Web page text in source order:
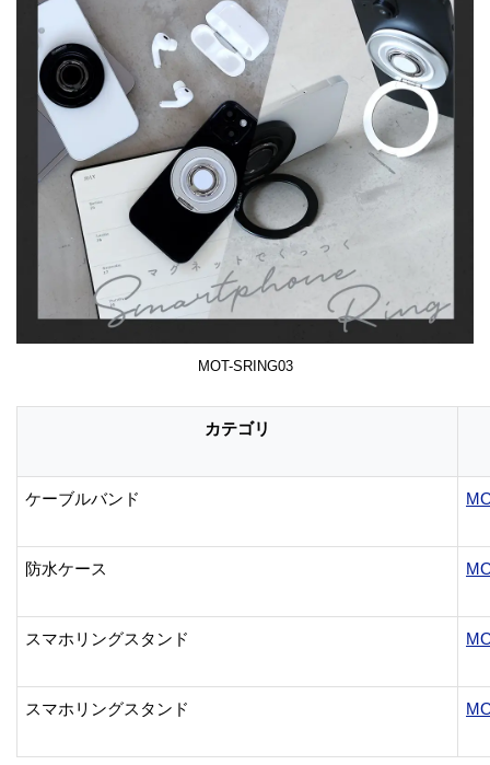
MOT-SRING03
カテゴリ
ケーブルバンド
防水ケース
スマホリングスタンド
スマホリングスタンド